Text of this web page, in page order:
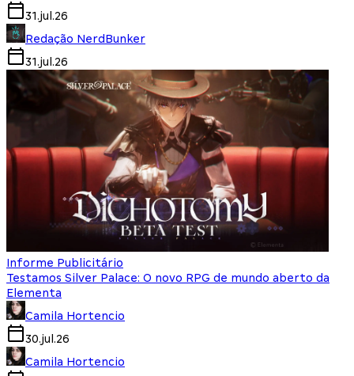
31.jul.26
Redação NerdBunker
31.jul.26
Informe Publicitário
Testamos Silver Palace: O novo RPG de mundo aberto da
Elementa
Camila Hortencio
30.jul.26
Camila Hortencio